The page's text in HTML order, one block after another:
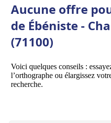
Aucune offre
de Ébéniste -
(71100)
Voici quelques conseils :
l’orthographe ou élargissez
recherche.